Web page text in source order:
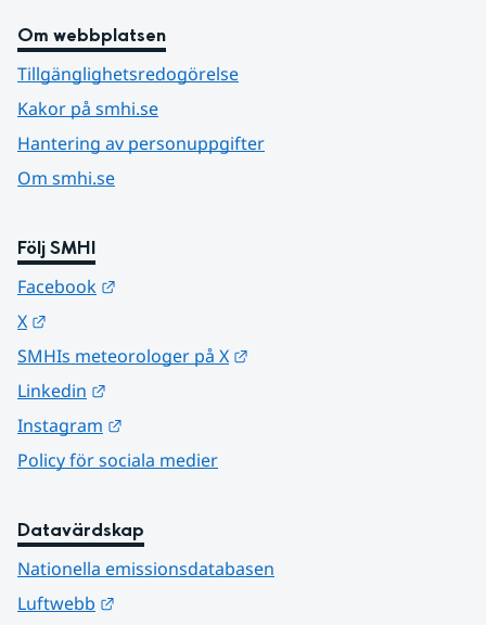
Om webbplatsen
Tillgänglighetsredogörelse
Kakor på smhi.se
Hantering av personuppgifter
Om smhi.se
Följ SMHI
Facebook
X
SMHIs meteorologer på X
Linkedin
Instagram
Policy för sociala medier
Datavärdskap
Nationella emissionsdatabasen
Luftwebb